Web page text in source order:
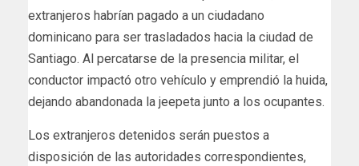
extranjeros habrían pagado a un ciudadano
dominicano para ser trasladados hacia la ciudad de
Santiago. Al percatarse de la presencia militar, el
conductor impactó otro vehículo y emprendió la huida,
dejando abandonada la jeepeta junto a los ocupantes.
Los extranjeros detenidos serán puestos a
disposición de las autoridades correspondientes,